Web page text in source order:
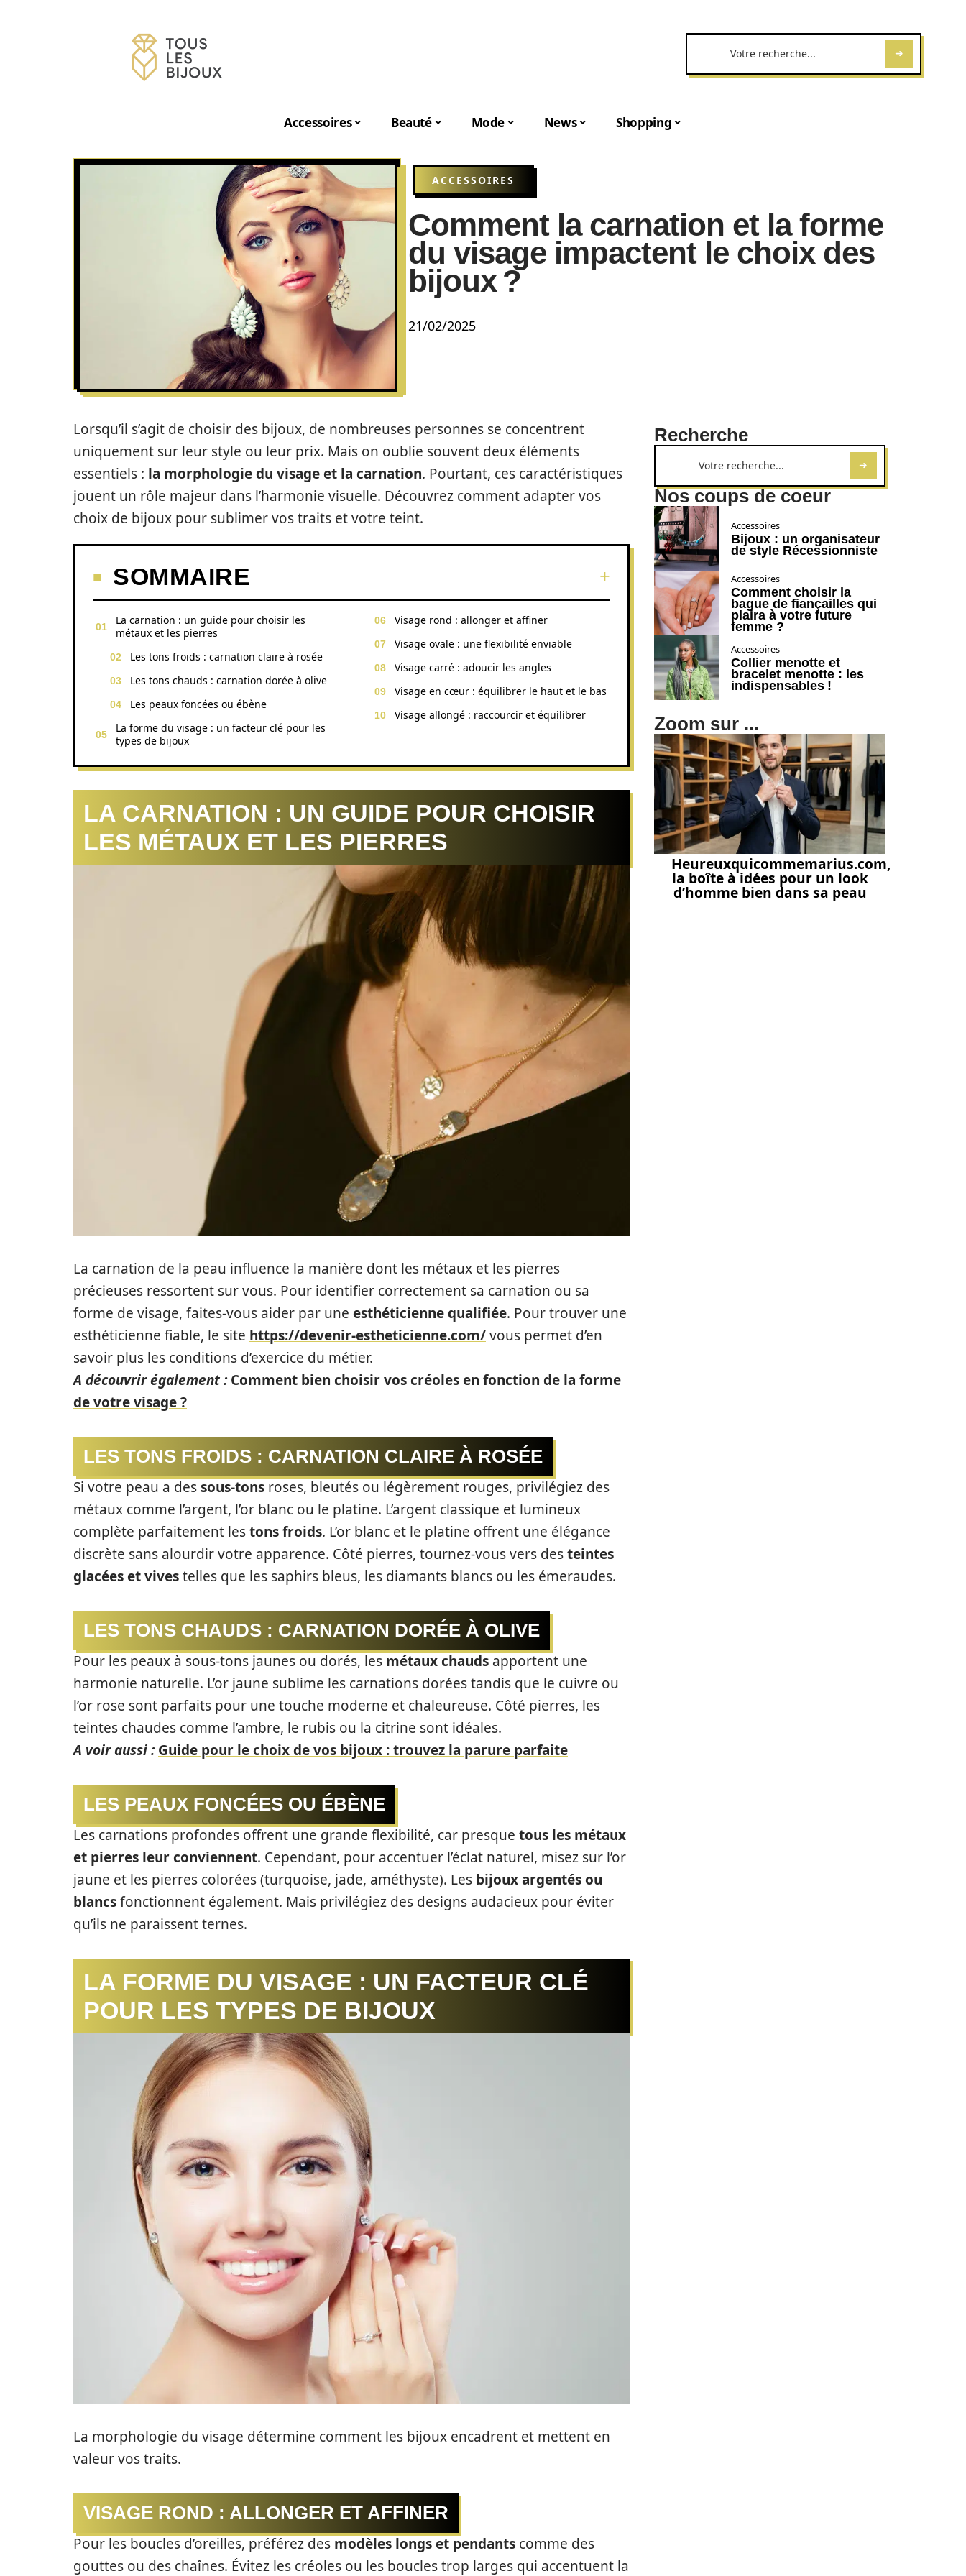
Accessoires Beauté Mode News Shopping
ACCESSOIRES
Comment la carnation et la forme
du visage impactent le choix des
bijoux ?
21/02/2025
Lorsqu’il s’agit de choisir des bijoux, de nombreuses personnes se concentrent
uniquement sur leur style ou leur prix. Mais on oublie souvent deux éléments
essentiels : la morphologie du visage et la carnation. Pourtant, ces caractéristiques
jouent un rôle majeur dans l’harmonie visuelle. Découvrez comment adapter vos
choix de bijoux pour sublimer vos traits et votre teint.
SOMMAIRE
La carnation : un guide pour choisir les
métaux et les pierres
Les tons froids : carnation claire à rosée
Les tons chauds : carnation dorée à olive
Les peaux foncées ou ébène
La forme du visage : un facteur clé pour les
types de bijoux
Visage rond : allonger et affiner
Visage ovale : une flexibilité enviable
Visage carré : adoucir les angles
Visage en cœur : équilibrer le haut et le bas
Visage allongé : raccourcir et équilibrer
LA CARNATION : UN GUIDE POUR CHOISIR
LES MÉTAUX ET LES PIERRES
La carnation de la peau influence la manière dont les métaux et les pierres
précieuses ressortent sur vous. Pour identifier correctement sa carnation ou sa
forme de visage, faites-vous aider par une esthéticienne qualifiée. Pour trouver une
esthéticienne fiable, le site https://devenir-estheticienne.com/vous permet d’en
savoir plus les conditions d’exercice du métier.
A découvrir également : Comment bien choisir vos créoles en fonction de la forme
de votre visage ?
LES TONS FROIDS : CARNATION CLAIRE À ROSÉE
Si votre peau a dessous-tons roses, bleutés ou légèrement rouges, privilégiez des
métaux comme l’argent, l’or blanc ou le platine. L’argent classique et lumineux
complète parfaitement lestons froids. L’or blanc et le platine offrent une élégance
discrète sans alourdir votre apparence. Côté pierres, tournez-vous vers desteintes
glacées et vivestelles que les saphirs bleus, les diamants blancs ou les émeraudes.
LES TONS CHAUDS : CARNATION DORÉE À OLIVE
Pour les peaux à sous-tons jaunes ou dorés, les métaux chauds apportent une
harmonie naturelle. L’or jaune sublime les carnations dorées tandis que le cuivre ou
l’or rose sont parfaits pour une touche moderne et chaleureuse. Côté pierres, les
teintes chaudes comme l’ambre, le rubis ou la citrine sont idéales.
A voir aussi : Guide pour le choix de vos bijoux : trouvez la parure parfaite
LES PEAUX FONCÉES OU ÉBÈNE
Les carnations profondes offrent une grande flexibilité, car presque tous les métaux
et pierres leur conviennent. Cependant, pour accentuer l’éclat naturel, misez sur l’or
jaune et les pierres colorées (turquoise, jade, améthyste). Les bijoux argentés ou
blancsfonctionnent également. Mais privilégiez des designs audacieux pour éviter
qu’ils ne paraissent ternes.
LA FORME DU VISAGE : UN FACTEUR CLÉ
POUR LES TYPES DE BIJOUX
La morphologie du visage détermine comment les bijoux encadrent et mettent en
valeur vos traits.
VISAGE ROND : ALLONGER ET AFFINER
Pour les boucles d’oreilles, préférez des modèles longs et pendants comme des
gouttes ou des chaînes. Évitez les créoles ou les boucles trop larges qui accentuent la
Recherche
Nos coups de coeur
Accessoires
Bijoux : un organisateur
de style Récessionniste
Accessoires
Comment choisir la
bague de fiançailles qui
plaira à votre future
femme ?
Accessoires
Collier menotte et
bracelet menotte : les
indispensables !
Zoom sur ...
Heureuxquicommemarius.com,
la boîte à idées pour un look
d’homme bien dans sa peau